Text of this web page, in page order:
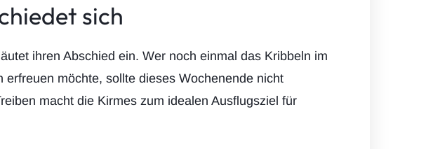
sich
ihren Abschied ein. Wer noch einmal das Kribbeln im
möchte, sollte dieses Wochenende nicht
macht die Kirmes zum idealen Ausflugsziel für